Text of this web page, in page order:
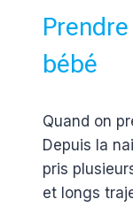
bébé
Estelle
Quand on
Depuis la
pris
et longs